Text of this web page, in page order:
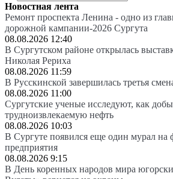
Новостная лента
Ремонт проспекта Ленина - одно из
дорожной кампании-2026 Сургута
08.08.2026 12:40
В Сургутском районе открылась
Николая Рериха
08.08.2026 11:59
В Русскинской завершилась третья
08.08.2026 11:00
Сургутские ученые исследуют, как
трудноизвлекаемую нефть
08.08.2026 10:03
В Сургуте появился еще один мурал на
предприятия
08.08.2026 9:15
В День коренных народов мира